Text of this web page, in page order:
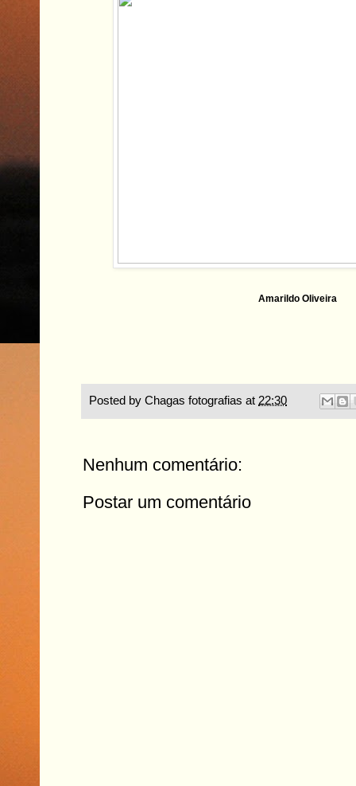
Amarildo Oliveira
Posted by Chagas fotografias at 22:30
Nenhum comentário:
Postar um comentário